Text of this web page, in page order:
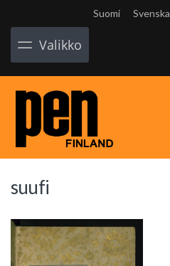
Suomi Svenska
Valikko
suufi